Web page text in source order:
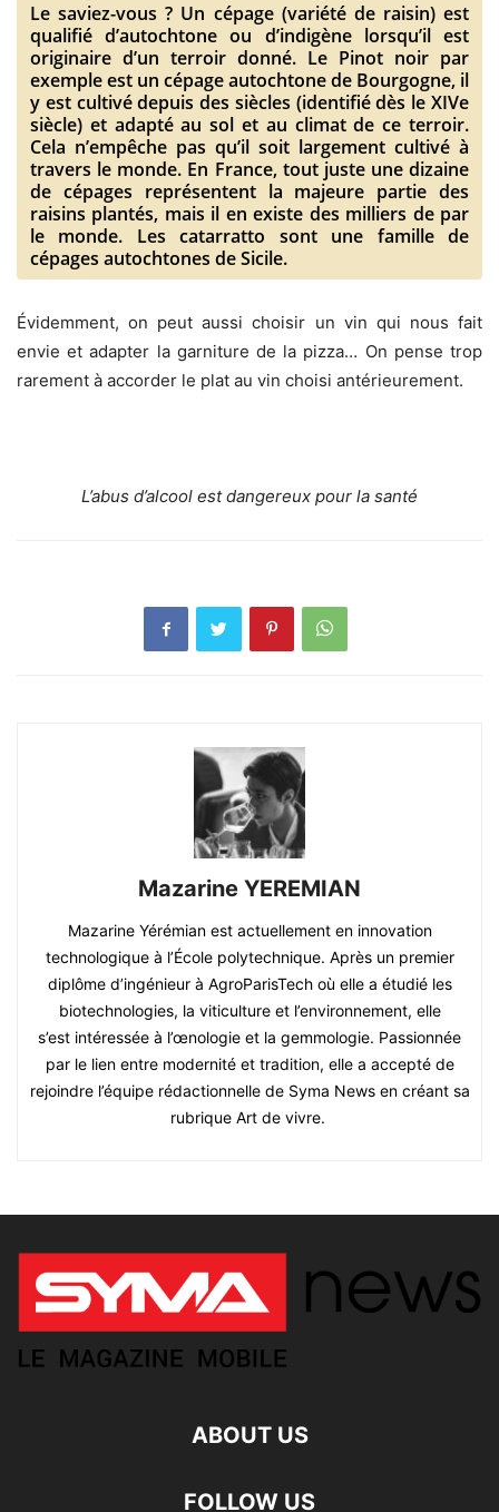
Le saviez-vous ? Un cépage (variété de raisin) est
qualifié d’autochtone ou d’indigène lorsqu’il est
originaire d’un terroir donné. Le Pinot noir par
exemple est un cépage autochtone de Bourgogne, il
y est cultivé depuis des siècles (identifié dès le XIVe
siècle) et adapté au sol et au climat de ce terroir.
Cela n’empêche pas qu’il soit largement cultivé à
travers le monde. En France, tout juste une dizaine
de cépages représentent la majeure partie des
raisins plantés, mais il en existe des milliers de par
le monde. Les catarratto sont une famille de
cépages autochtones de Sicile.
Évidemment, on peut aussi choisir un vin qui nous fait
envie et adapter la garniture de la pizza… On pense trop
rarement à accorder le plat au vin choisi antérieurement.
L’abus d’alcool est dangereux pour la santé
Mazarine YEREMIAN
Mazarine Yérémian est actuellement en innovation
technologique à l’École polytechnique. Après un premier
diplôme d’ingénieur à AgroParisTech où elle a étudié les
biotechnologies, la viticulture et l’environnement, elle
s’est intéressée à l’œnologie et la gemmologie. Passionnée
par le lien entre modernité et tradition, elle a accepté de
rejoindre l’équipe rédactionnelle de Syma News en créant sa
rubrique Art de vivre.
ABOUT US
FOLLOW US